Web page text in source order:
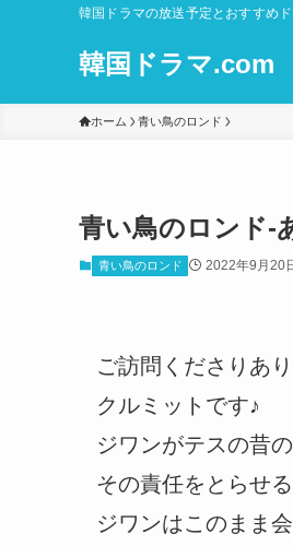
韓国ドラマの放送予定とおすすめ
韓国ドラマ.com
ホーム 青い鳥のロンド
青い鳥のロンド-
青い鳥のロンド 2022年9月20
ご訪問くださりあ
クルミットです♪
ジワンがテスの昔
その責任をとらせ
ジワンはこのまま